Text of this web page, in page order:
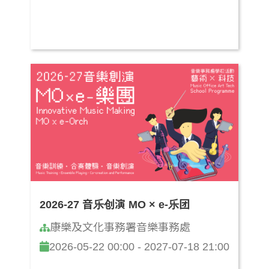
2026-27 音乐创演 MO × e-乐团
康樂及文化事務署音樂事務處
2026-05-22 00:00 - 2027-07-18 21:00